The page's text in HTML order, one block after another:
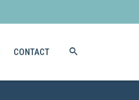
CONTACT